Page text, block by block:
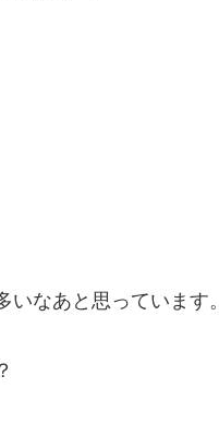
なあと思っています。